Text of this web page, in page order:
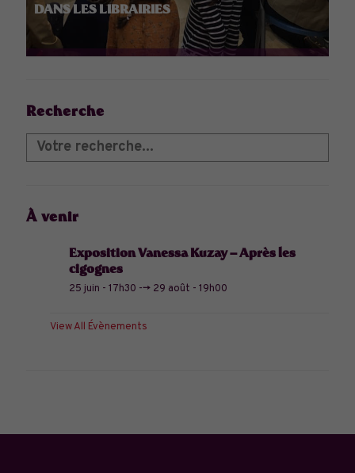
DANS LES LIBRAIRIES
Recherche
À venir
Exposition Vanessa Kuzay – Après les
cigognes
25 juin - 17h30 --> 29 août - 19h00
View All Évènements